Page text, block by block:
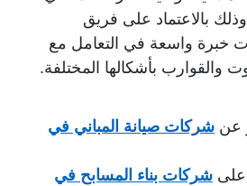
بالاعتماد على فريق
واسعة في التعامل مع
والقوارب بأشكالها المختلفة.
عن شركات صيانة المباني في
على شركات بناء المسابح في